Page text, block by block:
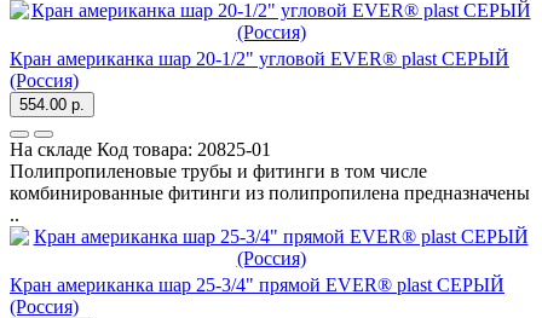
Кран американка шар 20-1/2" угловой EVER® plast СЕРЫЙ
(Россия)
554.00 р.
На складе Код товара: 20825-01
Полипропиленовые трубы и фитинги в том числе
комбинированные фитинги из полипропилена предназначены
..
Кран американка шар 25-3/4" прямой EVER® plast СЕРЫЙ
(Россия)